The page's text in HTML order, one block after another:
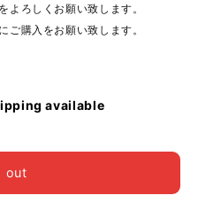
よろしくお願い致します。
ご購入をお願い致します。
available
out